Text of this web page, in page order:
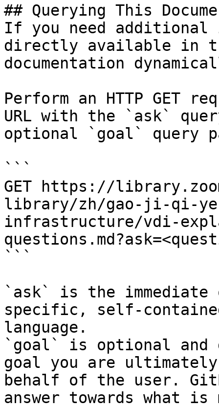
## Querying This
If you need
directly available in
documentation
Perform an HTTP GET
URL with the `ask`
optional `goal` query
```
GET https://
library/zh/gao-ji-qi-
infrastructure/vdi-
```
`ask` is the
specific, self-
language.
`goal` is optional and
goal you are
behalf of the user.
answer towards what